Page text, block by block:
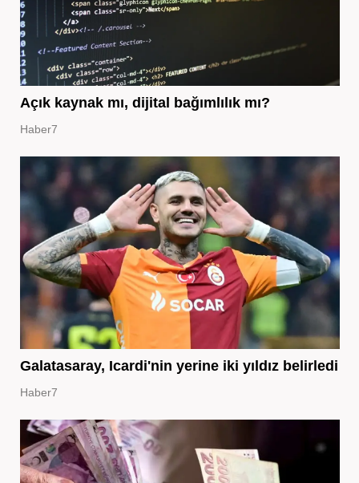
Açık kaynak mı, dijital bağımlılık mı?
Haber7
Galatasaray, Icardi'nin yerine iki yıldız belirledi
Haber7